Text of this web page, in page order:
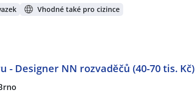
Vhodné také pro cizince
- Designer NN rozvaděčů (40-70 tis. Kč)